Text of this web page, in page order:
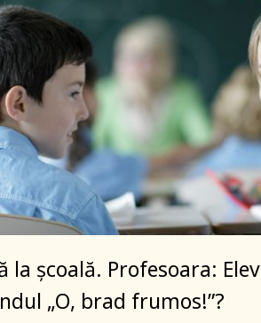
la școală. Profesoara:
„O, brad frumos!”?